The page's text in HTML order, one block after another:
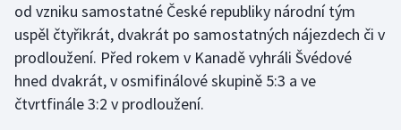
Jezdectví
Judo
Krasobruslení
od vzniku samostatné České republiky národní tým
uspěl čtyřikrát, dvakrát po samostatných nájezdech či v
prodloužení. Před rokem v Kanadě vyhráli Švédové
hned dvakrát, v osmifinálové skupině 5:3 a ve
čtvrtfinále 3:2 v prodloužení.